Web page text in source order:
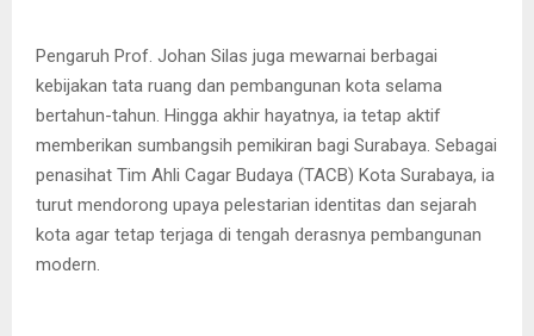
Pengaruh Prof. Johan Silas juga mewarnai berbagai
kebijakan tata ruang dan pembangunan kota selama
bertahun-tahun. Hingga akhir hayatnya, ia tetap aktif
memberikan sumbangsih pemikiran bagi Surabaya. Sebagai
penasihat Tim Ahli Cagar Budaya (TACB) Kota Surabaya, ia
turut mendorong upaya pelestarian identitas dan sejarah
kota agar tetap terjaga di tengah derasnya pembangunan
modern.